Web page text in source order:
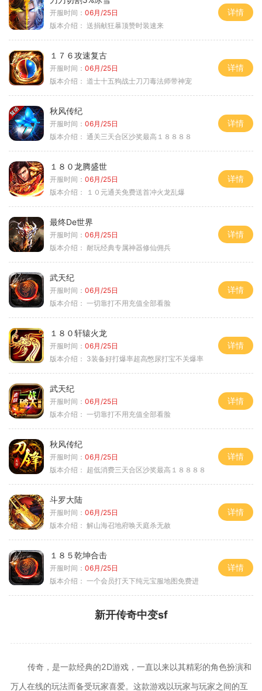
开服时间： 06月/25日
版本介绍： 送捐献狂暴顶赞时装速来
详情
１７６攻速复古
开服时间： 06月/25日
版本介绍： 道士十五狗战士刀刀毒法师带神宠
详情
秋风传纪
开服时间： 06月/25日
版本介绍： 通关三天合区沙奖最高１８８８８
详情
１８０龙腾盛世
开服时间： 06月/25日
版本介绍：
１０元通关免费送首冲火龙乱爆
详情
最终De世界
开服时间： 06月/25日
版本介绍： 耐玩经典专属神器修仙佣兵
详情
武天纪
开服时间： 06月/25日
版本介绍： 一切靠打不用充值全部看脸
详情
１８０轩辕火龙
开服时间： 06月/25日
版本介绍： 3装备好打爆率超高憋尿打宝不关爆率
详情
武天纪
开服时间： 06月/25日
版本介绍： 一切靠打不用充值全部看脸
详情
秋风传纪
开服时间： 06月/25日
版本介绍： 超低消费三天合区沙奖最高１８８８８
详情
斗罗大陆
开服时间： 06月/25日
版本介绍： 解山海召地府唤天庭杀无赦
详情
１８５乾坤合击
开服时间： 06月/25日
版本介绍： 一个会员打天下纯元宝服地图免费进
详情
新开传奇中变sf
传奇，是一款经典的2D游戏，一直以来以其精彩的角色扮演和
万人在线的玩法而备受玩家喜爱。这款游戏以玩家与玩家之间的互